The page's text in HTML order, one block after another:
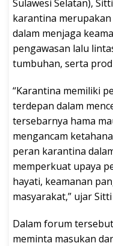
Sulawesi Selatan),
karantina
dalam menjaga
pengawasan lalu
tumbuhan, serta
“Karantina memiliki
terdepan dalam
tersebarnya hama
mengancam
peran karantina
memperkuat upaya
hayati, keamanan
masyarakat,” ujar
Dalam forum
meminta masukan